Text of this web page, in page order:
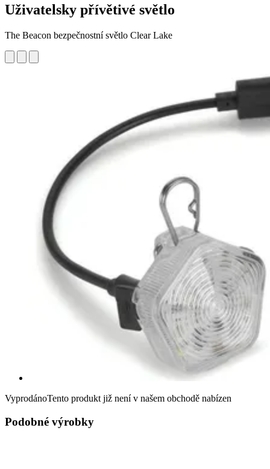
Uživatelsky přívětivé světlo
The Beacon bezpečnostní světlo Clear Lake
VyprodánoTento produkt již není v našem obchodě nabízen
Podobné výrobky